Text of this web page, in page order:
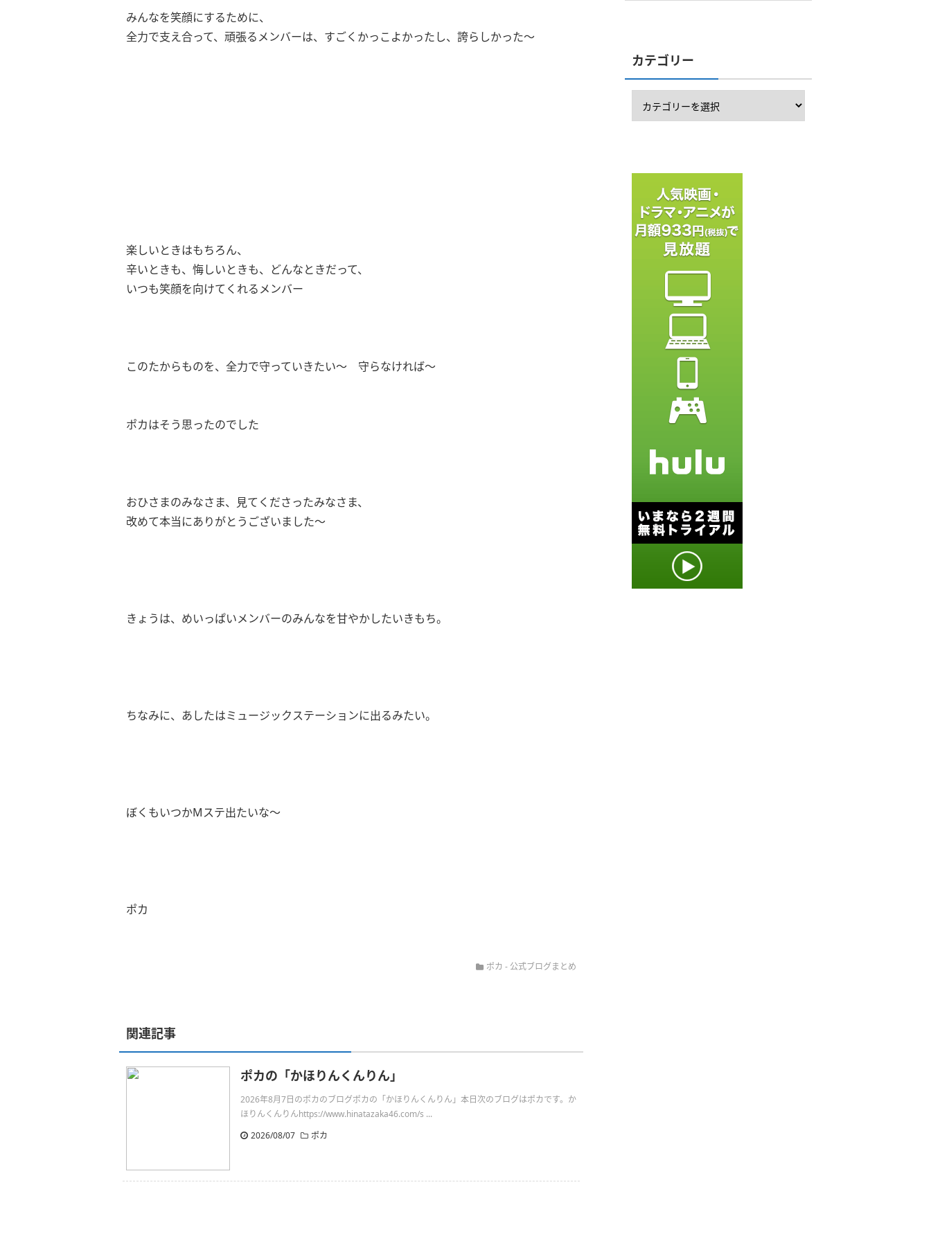
みんなを笑顔にするために、
全力で支え合って、頑張るメンバーは、すごくかっこよかったし、誇らしかった～
楽しいときはもちろん、
辛いときも、悔しいときも、どんなときだって、
いつも笑顔を向けてくれるメンバー
このたからものを、全力で守っていきたい～ 守らなければ～
ポカはそう思ったのでした
おひさまのみなさま、見てくださったみなさま、
改めて本当にありがとうございました～
きょうは、めいっぱいメンバーのみんなを甘やかしたいきもち。
ちなみに、あしたはミュージックステーションに出るみたい。
ぼくもいつかMステ出たいな～
ポカ
ポカ - 公式ブログまとめ
関連記事
ポカの「かほりんくんりん」
2026年8月7日のポカのブログポカの「かほりんくんりん」本日次のブログはポカです。か
ほりんくんりんhttps://www.hinatazaka46.com/s ...
2026/08/07
ポカ
カテゴリー